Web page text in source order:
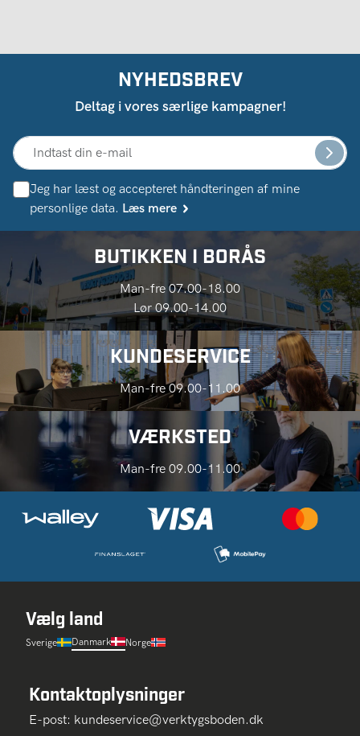
NYHEDSBREV
Deltag i vores særlige kampagner!
Jeg har læst og accepteret håndteringen af ​​mine
personlige data. Læs mere
BUTIKKEN I BORÅS
Man-fre 07.00-18.00
Lør 09.00-14.00
KUNDESERVICE
Man-fre 09.00-11.00
VÆRKSTED
Man-fre 09.00-11.00
Vælg land
Sverige Danmark Norge
Kontaktoplysninger
E-post: kundeservice@verktygsboden.dk